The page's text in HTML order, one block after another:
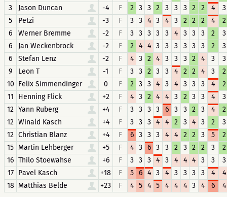
3
Jason Duncan -4 F 2 3 3 2 3 3 3 2 2 4
3
5
Petzi -3 F 3 3 4 3 4 3 2 2 2 4
2
6
Werner Bremme -2 F 3 3 3 3 3 4 3 3 3 2
3
6
Jan Weckenbrock -2 F 2 4 4 3 3 3 3 3 3 2
3
6
Stefan Lenz -2 F 4 3 2 4 3 3 3 2 4 3
3
9
Leon T -1 F 3 3 2 3 3 4 2 2 4 3
2
10 Felix Simmendinger 0 F 2 3 3 4 3 4 3 3 3 4
2
11
Henning Flick +2 F 4 3 2 4 4 3 2 3 3 4
3
12 Yann Ruberg +4 F 3 3 3 3 6 3 3 2 3 4
2
12 Winald Kasch +4 F 3 3 3 4 4 2 3 4 3 2
3
12 Christian Blanz +4 F 6 3 3 3 4 4 2 2 3 5
2
15 Martin Lehberger +5 F 4 3 6 3 3 2 3 2 2 3
2
16 Thilo Stoewahse +6 F 3 3 3 4 3 4 4 4 3 3
3
17
Pavel Kasch +18 F 5 6 4 3 4 3 3 3 3 4
4
18 Matthias Belde +23 F 4 5 4 5 4 4 4 3 4 6 4